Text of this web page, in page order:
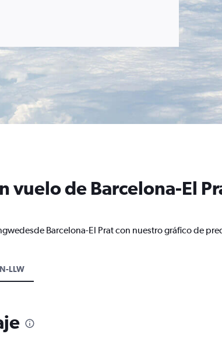
vuelo de Barcelona-El
Barcelona-El Prat con nuestro gráfico de
LLW